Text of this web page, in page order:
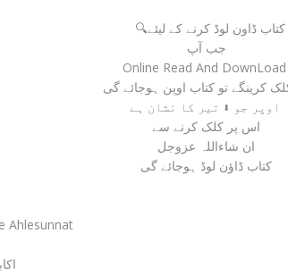
🔍کتاب ڈاون لوڈ کرنے کے لیئے
جب آپ
Online Read And DownLoad
اس پر کلک کرنے سے
ان شاءاللہ عزوجل
کتاب ڈاؤن لوڈ ہوجائے گی
Ahlesunnat